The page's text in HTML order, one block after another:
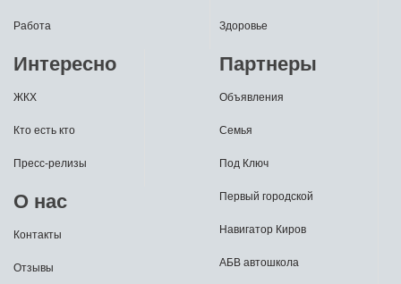
Работа Здоровье
Интересно
ЖКХ
Кто есть кто
Пресс-релизы
О нас
Контакты
Отзывы
Партнеры
Объявления
Семья
Под Ключ
Первый городской
Навигатор Киров
АБВ автошкола